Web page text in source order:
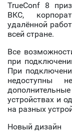
TrueConf 8
ВКС,
удалённой
всей стране.
Все
при
При
недоступны
устройствах и
на разных
Новый дизайн